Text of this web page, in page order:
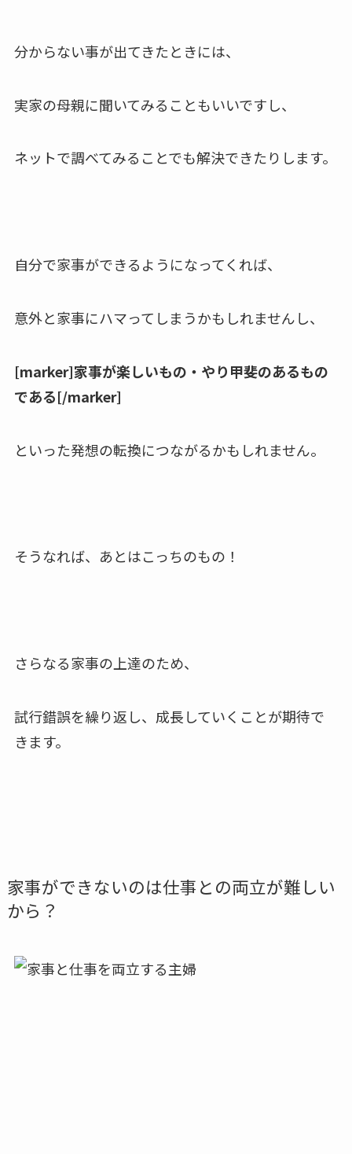
分からない事が出てきたときには、
実家の母親に聞いてみることもいいですし、
ネットで調べてみることでも解決できたりします。
自分で家事ができるようになってくれば、
意外と家事にハマってしまうかもしれませんし、
[marker]家事が楽しいもの・やり甲斐のあるもの
である[/marker]
といった発想の転換につながるかもしれません。
そうなれば、あとはこっちのもの！
さらなる家事の上達のため、
試行錯誤を繰り返し、成長していくことが期待で
きます。
家事ができないのは仕事との両立が難しい
から？